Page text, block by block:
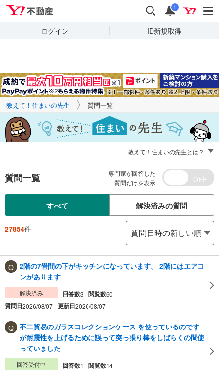
検索 通知
i
ログイン ID新規取得
キーワードで
質問を探す
教えて！住まいの先生 質問一覧
教えて！住まいの先生とは？
質問一覧
専門家が回答した
質問だけを表示
すべて 解決済みの質問
27854件
2階の7畳間の下がキッチンになっています。 2階にはエアコ
ンがあります...
解決済み 回答数3 閲覧数60
質問日2026/08/07 更新日2026/08/07
不二貿易のガラスコレクションケース を使っているのです
が耐震性を上げるために誤って突っ張り棒をしばらくの間使
っていました
回答受付中 回答数1 閲覧数14